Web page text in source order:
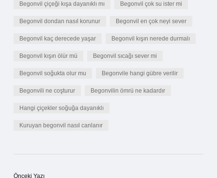
Begonvil çiçeği kışa dayanıklı mı Begonvil çok su ister mi
Begonvil dondan nasıl korunur Begonvil en çok neyi sever
Begonvil kaç derecede yaşar Begonvil kışın nerede durmalı
Begonvil kışın ölür mü Begonvil sıcağı sever mi
Begonvil soğukta olur mu Begonvile hangi gübre verilir
Begonvili ne coşturur Begonvilin ömrü ne kadardır
Hangi çiçekler soğuğa dayanıklı
Kuruyan begonvil nasıl canlanır
Önceki Yazı